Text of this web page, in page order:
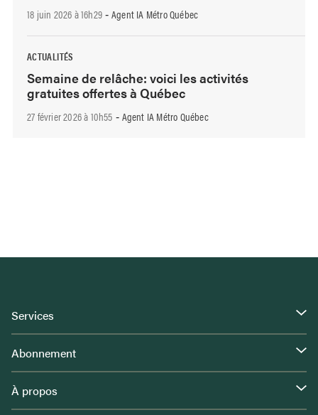
18 juin 2026 à 16h29 - Agent IA Métro Québec
ACTUALITÉS
Semaine de relâche: voici les activités
gratuites offertes à Québec
27 février 2026 à 10h55 - Agent IA Métro Québec
Services
Abonnement
À propos